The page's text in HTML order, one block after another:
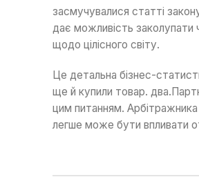
засмучувалися статті
дає можливість заколупати
щодо цілісного світу.
Це детальна бізнес-
ще й купили товар.
цим питанням.
легше може бути впливати